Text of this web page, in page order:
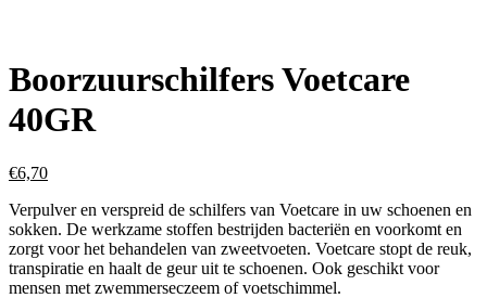
Boorzuurschilfers Voetcare
40GR
€6,70
Verpulver en verspreid de schilfers van Voetcare in uw schoenen en
sokken. De werkzame stoffen bestrijden bacteriën en voorkomt en
zorgt voor het behandelen van zweetvoeten. Voetcare stopt de reuk,
transpiratie en haalt de geur uit te schoenen. Ook geschikt voor
mensen met zwemmerseczeem of voetschimmel.